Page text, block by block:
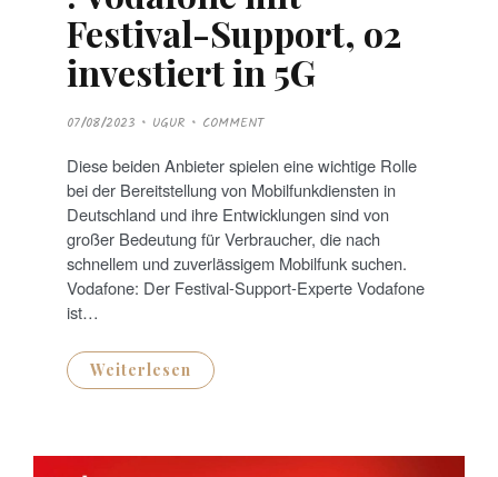
Festival-Support, o2
investiert in 5G
P
O
T
E
D
O
N
07/08/2023 UGUR COMMENT
Diese beiden Anbieter spielen eine wichtige Rolle
bei der Bereitstellung von Mobilfunkdiensten in
Deutschland und ihre Entwicklungen sind von
großer Bedeutung für Verbraucher, die nach
schnellem und zuverlässigem Mobilfunk suchen.
Vodafone: Der Festival-Support-Experte Vodafone
ist…
Weiterlesen